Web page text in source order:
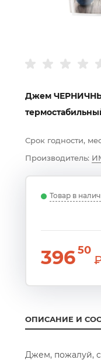
Джем
Срок годности,
Производитель:
Товар в
39650
ОПИСАНИЕ И
Джем, пожалуй,